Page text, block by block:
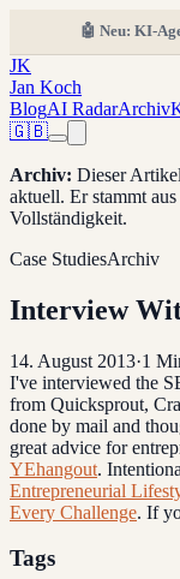
🤖 Neu: KI-
JK
Jan Koch
BlogAI RadarArchiv
🇬🇧
Archiv: Dieser
aktuell. Er stammt
Vollständigkeit.
Case StudiesArchiv
Interview
14. August 2013·1
I've interviewed the
from Quicksprout,
done by mail and
great advice for
YEhangout.
Entrepreneurial
Every Challenge. If
Tags